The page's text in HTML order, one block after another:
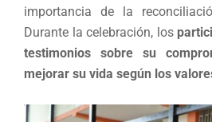
importancia de la
Durante la celebración, los
testimonios sobre su
mejorar su vida según los